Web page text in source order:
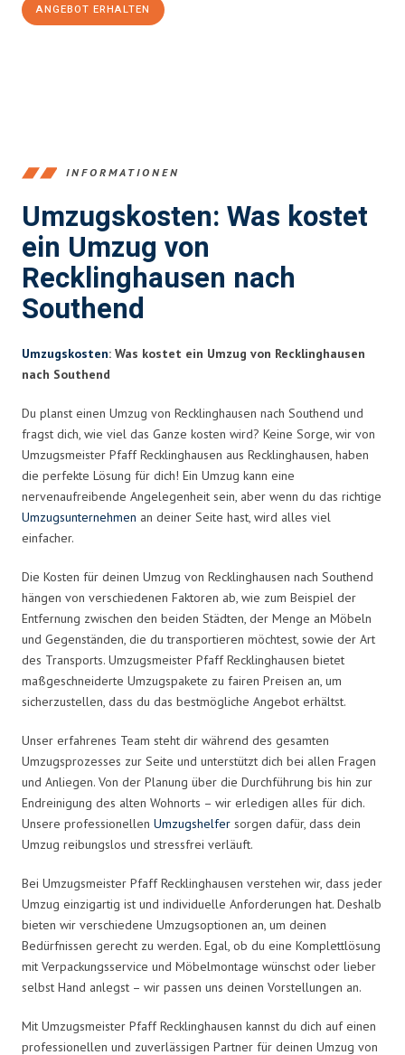
ANGEBOT ERHALTEN
INFORMATIONEN
Umzugskosten: Was kostet
ein Umzug von
Recklinghausen nach
Southend
Umzugskosten: Was kostet ein Umzug von Recklinghausen
nach Southend
Du planst einen Umzug von Recklinghausen nach Southend und
fragst dich, wie viel das Ganze kosten wird? Keine Sorge, wir von
Umzugsmeister Pfaff Recklinghausen aus Recklinghausen, haben
die perfekte Lösung für dich! Ein Umzug kann eine
nervenaufreibende Angelegenheit sein, aber wenn du das richtige
Umzugsunternehmen an deiner Seite hast, wird alles viel
einfacher.
Die Kosten für deinen Umzug von Recklinghausen nach Southend
hängen von verschiedenen Faktoren ab, wie zum Beispiel der
Entfernung zwischen den beiden Städten, der Menge an Möbeln
und Gegenständen, die du transportieren möchtest, sowie der Art
des Transports. Umzugsmeister Pfaff Recklinghausen bietet
maßgeschneiderte Umzugspakete zu fairen Preisen an, um
sicherzustellen, dass du das bestmögliche Angebot erhältst.
Unser erfahrenes Team steht dir während des gesamten
Umzugsprozesses zur Seite und unterstützt dich bei allen Fragen
und Anliegen. Von der Planung über die Durchführung bis hin zur
Endreinigung des alten Wohnorts – wir erledigen alles für dich.
Unsere professionellen Umzugshelfer sorgen dafür, dass dein
Umzug reibungslos und stressfrei verläuft.
Bei Umzugsmeister Pfaff Recklinghausen verstehen wir, dass jeder
Umzug einzigartig ist und individuelle Anforderungen hat. Deshalb
bieten wir verschiedene Umzugsoptionen an, um deinen
Bedürfnissen gerecht zu werden. Egal, ob du eine Komplettlösung
mit Verpackungsservice und Möbelmontage wünschst oder lieber
selbst Hand anlegst – wir passen uns deinen Vorstellungen an.
Mit Umzugsmeister Pfaff Recklinghausen kannst du dich auf einen
professionellen und zuverlässigen Partner für deinen Umzug von